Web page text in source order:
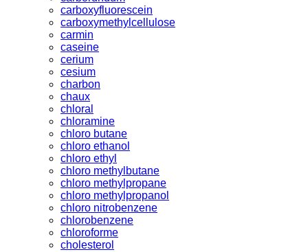
carboxyfluorescein
carboxymethylcellulose
carmin
caseine
cerium
cesium
charbon
chaux
chloral
chloramine
chloro butane
chloro ethanol
chloro ethyl
chloro methylbutane
chloro methylpropane
chloro methylpropanol
chloro nitrobenzene
chlorobenzene
chloroforme
cholesterol